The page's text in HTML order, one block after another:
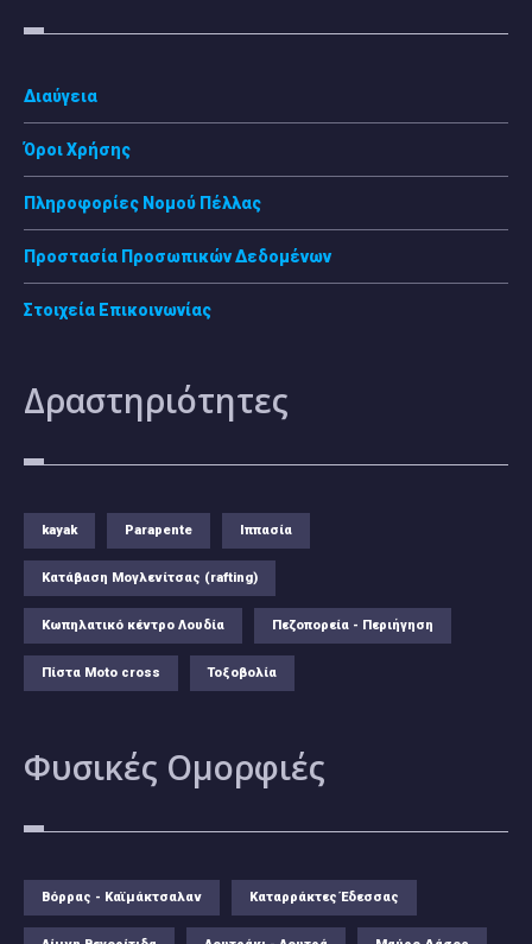
Διαύγεια
Όροι Χρήσης
Πληροφορίες Νομού Πέλλας
Προστασία Προσωπικών Δεδομένων
Στοιχεία Επικοινωνίας
Δραστηριότητες
kayak Parapente Ιππασία
Κατάβαση Μογλενίτσας (rafting)
Κωπηλατικό κέντρο Λουδία Πεζοπορεία - Περιήγηση
Πίστα Moto cross Τοξοβολία
Φυσικές Ομορφιές
Βόρρας - Καϊμάκτσαλαν Καταρράκτες Έδεσσας